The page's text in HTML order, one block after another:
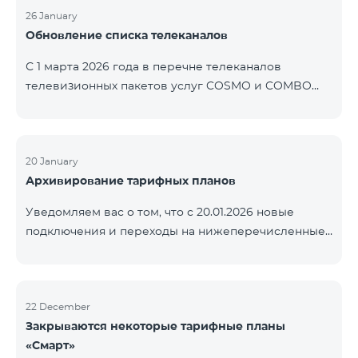
контролем нашей компании. В настоящее время
точные сроки восстановления услуг неизвестны.
предоставлена по мере изменения ситуации.
Благодарим за понимание.
26 January
Обновление списка телеканалов
С 1 марта 2026 года в перечне телеканалов
телевизионных пакетов услуг COSMO и COMBO
только в тех регионах, где их трансляция является
обязательной. Данные изменения реализуются в
телевизионной платформы и полностью
соответствуют нормам местного вещания.
20 January
Архивирование тарифных планов
Уведомляем вас о том, что с 20.01.2026 новые
подключения и переходы на нижеперечисленные
22 December
Закрываются некоторые тарифные планы
«Смарт»